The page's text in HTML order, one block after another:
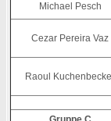
Michael Pesch
Cezar Pereira Vaz
Raoul